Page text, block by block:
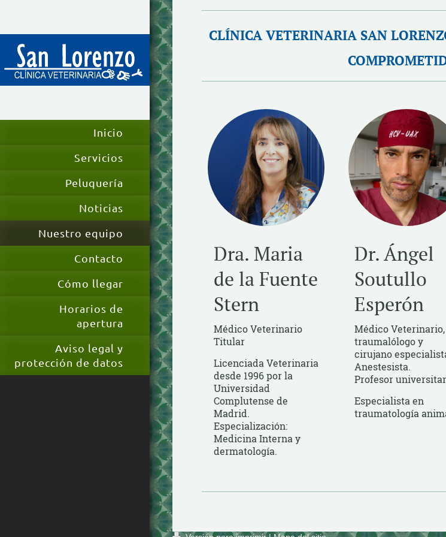
Inicio
Servicios
Peluquería
Noticias
Nuestro equipo
Contacto
Cómo llegar
Horarios de
apertura
Aviso legal y
protección de datos
CLÍNICA VETERINARIA SAN
Dra. Maria
de la Fuente
Stern
Médico Veterinario
Titular
Licenciada Veterinaria
desde 1996 por la
Universidad
Complutense de
Madrid.
Especialización:
Medicina Interna y
dermatología.
Dr. Ángel
Soutullo
Esperón
Médico Veterinario,
traumalólogo y
cirujano
Anestesista.
Profesor
Especialista en
traumatología